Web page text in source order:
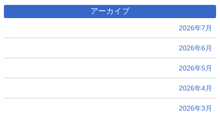
アーカイブ
2026年7月
2026年6月
2026年5月
2026年4月
2026年3月